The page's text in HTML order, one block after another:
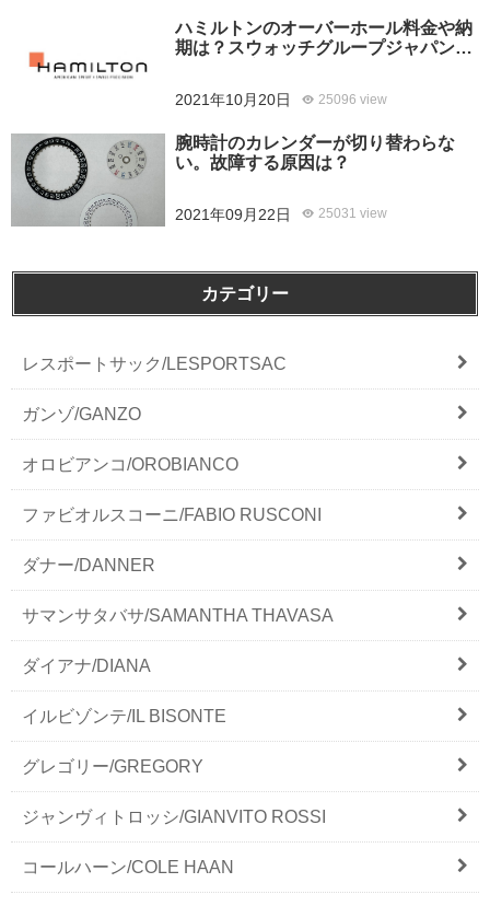
ハミルトンのオーバーホール料金や納
期は？スウォッチグループジャパンと
2021年10月20日 25096 view
腕時計のカレンダーが切り替わらな
い。故障する原因は？
2021年09月22日 25031 view
カテゴリー
レスポートサック/LESPORTSAC
ガンゾ/GANZO
オロビアンコ/OROBIANCO
ファビオルスコーニ/FABIO RUSCONI
ダナー/DANNER
サマンサタバサ/SAMANTHA THAVASA
ダイアナ/DIANA
イルビゾンテ/IL BISONTE
グレゴリー/GREGORY
ジャンヴィトロッシ/GIANVITO ROSSI
コールハーン/COLE HAAN